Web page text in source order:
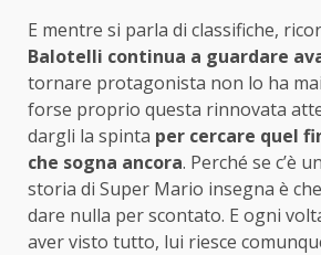
E mentre si parla di classifiche,
Balotelli continua a guardare
tornare protagonista non lo ha
forse proprio questa rinnovata
dargli la spinta per cercare quel
che sogna ancora. Perché se c’è
storia di Super Mario insegna è
dare nulla per scontato. E ogni
aver visto tutto, lui riesce